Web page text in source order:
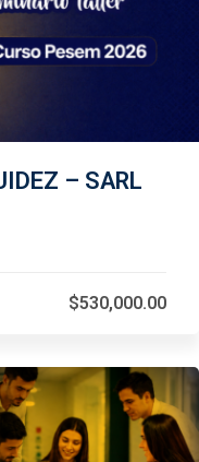
– SARL
$530,000.00